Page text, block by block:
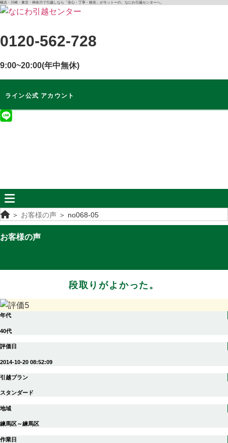
コ
ン
に
ス
キ
プ
横浜・川崎・東京・神奈川で引越しなら「安心・丁寧・格安」がモットーの、なにわ引越センターへ。
0120-562-728
9:00~20:00(年中無休)
ライン公式 アカウント
＞ お客様の声 ＞ no068-05
お客様の声
段取りがよかった。
年代
40代
評価日
2014-10-20 08:52:09
引越プラン
スタンダード
地域
練馬区～練馬区
作業日